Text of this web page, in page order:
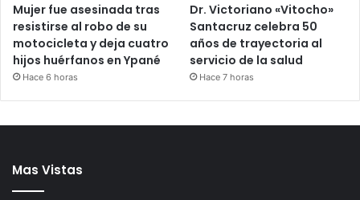
Mujer fue asesinada tras
resistirse al robo de su
motocicleta y deja cuatro
hijos huérfanos en Ypané
Hace 6 horas
Dr. Victoriano «Vitocho»
Santacruz celebra 50
años de trayectoria al
servicio de la salud
Hace 7 horas
Mas Vistas